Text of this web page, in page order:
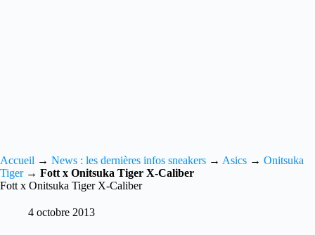
Accueil → News : les dernières infos sneakers → Asics → Onitsuka
Tiger→ Fott x Onitsuka Tiger X-Caliber
Fott x Onitsuka Tiger X-Caliber
4 octobre 2013